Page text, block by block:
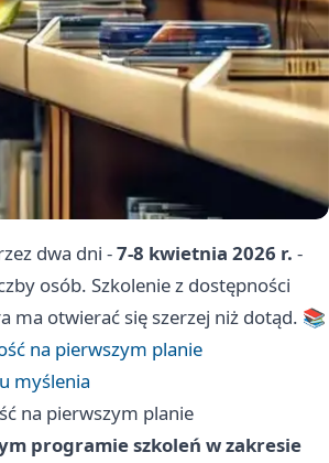
dwa dni -7-8 kwietnia 2026 r. -
osób. Szkolenie z dostępności
ma otwierać się szerzej niż dotąd. 📚
na pierwszym planie
myślenia
na pierwszym planie
programie szkoleń w zakresie